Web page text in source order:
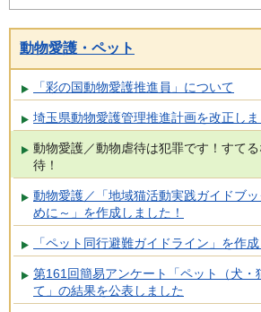
動物愛護・ペット
「彩の国動物愛護推進員」について
埼玉県動物愛護管理推進計画を改正しま
動物愛護／動物虐待は犯罪です！すて
待！
動物愛護／「地域猫活動実践ガイドブ
めに～」を作成しました！
「ペット同行避難ガイドライン」を作
第161回簡易アンケート「ペット（犬・
て」の結果を公表しました